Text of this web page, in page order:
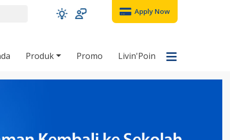
Apply Now
Produk Promo Livin'Poin